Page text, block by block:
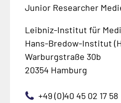
Junior Researcher
Leibniz-Institut für
Hans-Bredow-Institut
Warburgstraße 30b
20354 Hamburg
+49 (0)40 45 02 17 58